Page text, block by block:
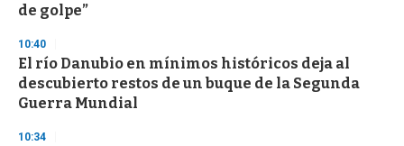
de golpe”
10:40
El río Danubio en mínimos históricos deja al
descubierto restos de un buque de la Segunda
Guerra Mundial
10:34